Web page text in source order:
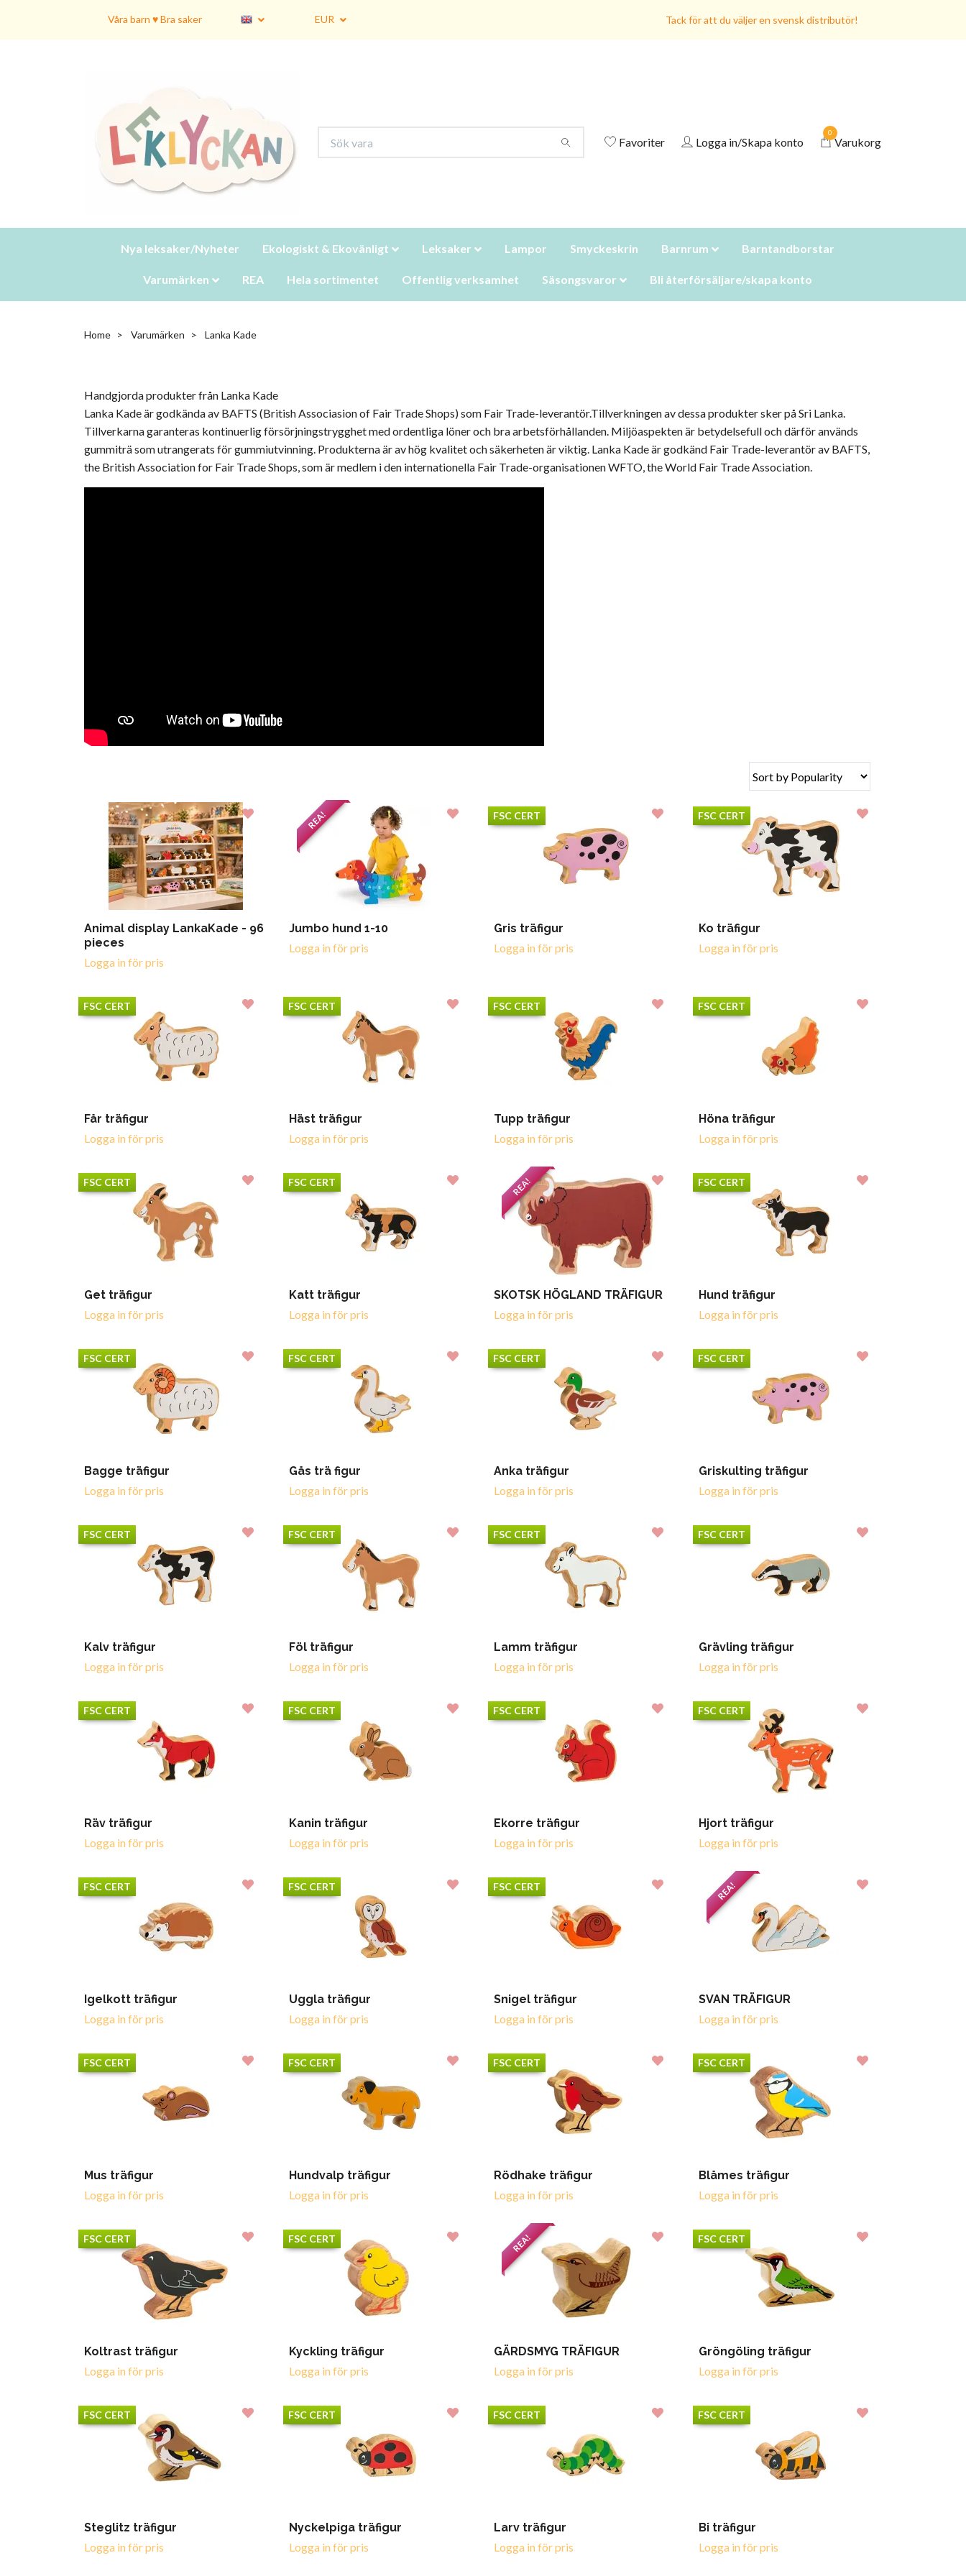
Våra barn ♥ Bra saker EUR Tack för att du väljer en svensk distributör!
Favoriter Logga in/Skapa konto
0
Varukorg
Nya leksaker/Nyheter Ekologiskt & Ekovänligt Leksaker Lampor Smyckeskrin Barnrum Barntandborstar
Varumärken REA Hela sortimentet Offentlig verksamhet Säsongsvaror Bli återförsäljare/skapa konto
Home Varumärken Lanka Kade
Handgjorda produkter från Lanka Kade
Lanka Kade är godkända av BAFTS (British Associasion of Fair Trade Shops) som Fair Trade-leverantör.Tillverkningen av dessa produkter sker på Sri Lanka.
Tillverkarna garanteras kontinuerlig försörjningstrygghet med ordentliga löner och bra arbetsförhållanden. Miljöaspekten är betydelsefull och därför används
gummiträ som utrangerats för gummiutvinning. Produkterna är av hög kvalitet och säkerheten är viktig. Lanka Kade är godkänd Fair Trade-leverantör av BAFTS,
the British Association for Fair Trade Shops, som är medlem i den internationella Fair Trade-organisationen WFTO, the World Fair Trade Association.
Animal display LankaKade - 96
pieces
Logga in för pris
REA!
Jumbo hund 1-10
Logga in för pris
FSC CERT
Gris träfigur
Logga in för pris
FSC CERT
Ko träfigur
Logga in för pris
FSC CERT
Får träfigur
Logga in för pris
FSC CERT
Häst träfigur
Logga in för pris
FSC CERT
Tupp träfigur
Logga in för pris
FSC CERT
Höna träfigur
Logga in för pris
FSC CERT
Get träfigur
Logga in för pris
FSC CERT
Katt träfigur
Logga in för pris
REA!
SKOTSK HÖGLAND TRÄFIGUR
Logga in för pris
FSC CERT
Hund träfigur
Logga in för pris
FSC CERT
Bagge träfigur
Logga in för pris
FSC CERT
Gås trä figur
Logga in för pris
FSC CERT
Anka träfigur
Logga in för pris
FSC CERT
Griskulting träfigur
Logga in för pris
FSC CERT
Kalv träfigur
Logga in för pris
FSC CERT
Föl träfigur
Logga in för pris
FSC CERT
Lamm träfigur
Logga in för pris
FSC CERT
Grävling träfigur
Logga in för pris
FSC CERT
Räv träfigur
Logga in för pris
FSC CERT
Kanin träfigur
Logga in för pris
FSC CERT
Ekorre träfigur
Logga in för pris
FSC CERT
Hjort träfigur
Logga in för pris
FSC CERT
Igelkott träfigur
Logga in för pris
FSC CERT
Uggla träfigur
Logga in för pris
FSC CERT
Snigel träfigur
Logga in för pris
REA!
SVAN TRÄFIGUR
Logga in för pris
FSC CERT
Mus träfigur
Logga in för pris
FSC CERT
Hundvalp träfigur
Logga in för pris
FSC CERT
Rödhake träfigur
Logga in för pris
FSC CERT
Blåmes träfigur
Logga in för pris
FSC CERT
Koltrast träfigur
Logga in för pris
FSC CERT
Kyckling träfigur
Logga in för pris
REA!
GÄRDSMYG TRÄFIGUR
Logga in för pris
FSC CERT
Gröngöling träfigur
Logga in för pris
FSC CERT
Steglitz träfigur
Logga in för pris
FSC CERT
Nyckelpiga träfigur
Logga in för pris
FSC CERT
Larv träfigur
Logga in för pris
FSC CERT
Bi träfigur
Logga in för pris